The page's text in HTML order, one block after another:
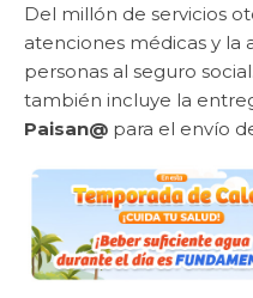
Del millón de servicios
atenciones médicas y la
personas al seguro
también incluye la
Paisan@ para el envío